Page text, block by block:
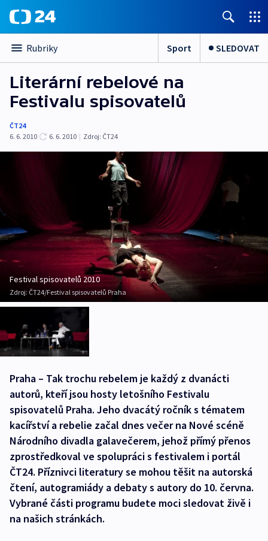
Rubriky Sport SLEDOVAT
Literární rebelové na
Festivalu spisovatelů
ČT24
6. 6. 2010
6. 6. 2010 | Zdroj: ČT24
Festival spisovatelů 2010
Zdroj: ČT24/Festival spisovatelů Praha
Praha – Tak trochu rebelem je každý z dvanácti
autorů, kteří jsou hosty letošního Festivalu
spisovatelů Praha. Jeho dvacátý ročník s tématem
kacířství a rebelie začal dnes večer na Nové scéně
Národního divadla galavečerem, jehož přímý přenos
zprostředkoval ve spolupráci s festivalem i portál
ČT24. Příznivci literatury se mohou těšit na autorská
čtení, autogramiády a debaty s autory do 10. června.
Vybrané části programu budete moci sledovat živě i
na našich stránkách.